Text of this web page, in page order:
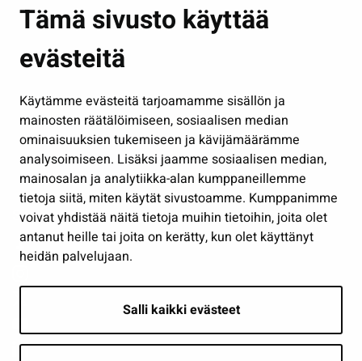
Tämä sivusto käyttää
evästeitä
Käytämme evästeitä tarjoamamme sisällön ja
mainosten räätälöimiseen, sosiaalisen median
ominaisuuksien tukemiseen ja kävijämäärämme
analysoimiseen. Lisäksi jaamme sosiaalisen median,
mainosalan ja analytiikka-alan kumppaneillemme
tietoja siitä, miten käytät sivustoamme. Kumppanimme
voivat yhdistää näitä tietoja muihin tietoihin, joita olet
antanut heille tai joita on kerätty, kun olet käyttänyt
heidän palvelujaan.
Salli kaikki evästeet
Kasvatus ja opetus
Kulttuuri ja liikunta
Työ ja yrittäminen
Osallistu ja asioi
Näytä omat evästeasetukseni
Seuraa meitä